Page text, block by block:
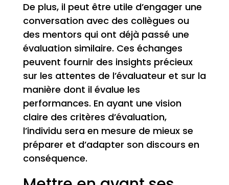
De plus, il peut être utile d’engager une
conversation avec des collègues ou
des mentors qui ont déjà passé une
évaluation similaire. Ces échanges
peuvent fournir des insights précieux
sur les attentes de l’évaluateur et sur la
manière dont il évalue les
performances. En ayant une vision
claire des critères d’évaluation,
l’individu sera en mesure de mieux se
préparer et d’adapter son discours en
conséquence.